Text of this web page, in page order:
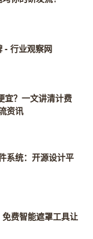
- 行业观察网
宜？一文讲清计费
资讯
系统：开源设计平
费智能遮罩工具让